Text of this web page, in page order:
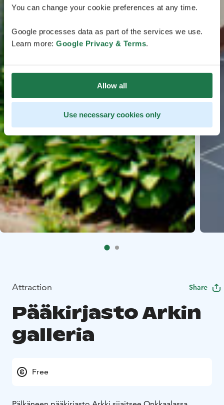
You can change your cookie preferences at any time.
Google processes data as part of the services we use.
Learn more: Google Privacy & Terms.
Allow all
Use necessary cookies only
Attraction Share
Pääkirjasto Arkin
galleria
Free